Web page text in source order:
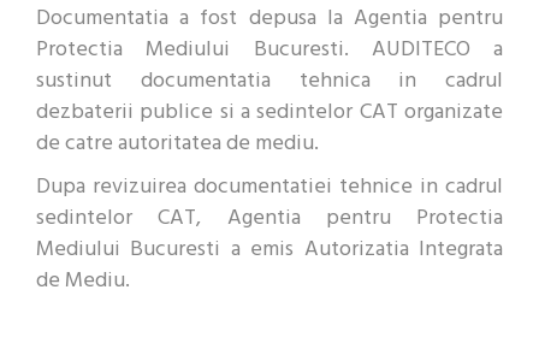
Documentatia a fost depusa la Agentia pentru
Protectia Mediului Bucuresti. AUDITECO a
sustinut documentatia tehnica in cadrul
dezbaterii publice si a sedintelor CAT organizate
de catre autoritatea de mediu.
Dupa revizuirea documentatiei tehnice in cadrul
sedintelor CAT, Agentia pentru Protectia
Mediului Bucuresti a emis Autorizatia Integrata
de Mediu.